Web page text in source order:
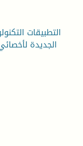
التطبيقات
الجديدة